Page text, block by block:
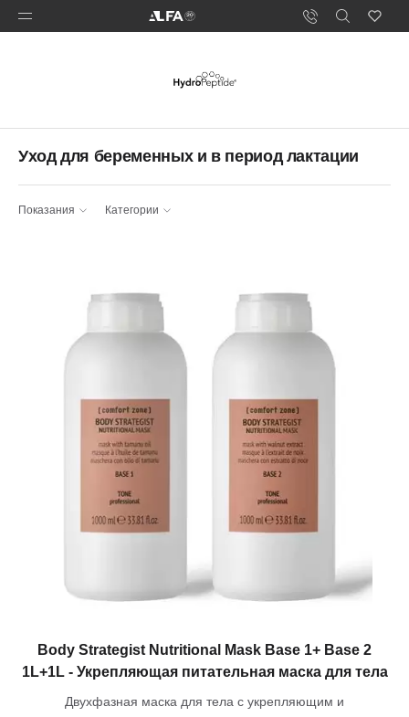
Уход для беременных и в период лактации
Показания Категории
Body Strategist Nutritional Mask Base 1+ Base 2
1L+1L - Укрепляющая питательная маска для тела
Двухфазная маска для тела c укрепляющим и